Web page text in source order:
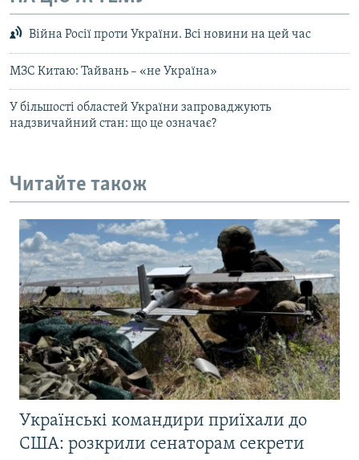
Війна Росії проти України. Всі новини на цей час
МЗС Китаю: Тайвань – «не Україна»
У більшості областей України запроваджують
надзвичайний стан: що це означає?
Читайте також
Українські командири приїхали до
США: розкрили сенаторам секрети